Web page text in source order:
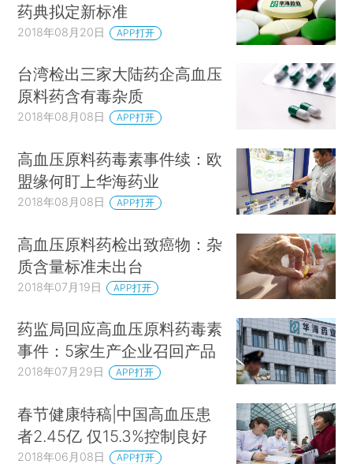
药典拟定新标准
2018年08月20日 APP打开
台湾检出三家大陆药企高血压
原料药含有毒杂质
2018年08月08日 APP打开
高血压原料药毒素事件续：欧
盟缘何盯上华海药业
2018年08月08日 APP打开
高血压原料药检出致癌物：杂
质含量标准未出台
2018年07月19日 APP打开
药监局回应高血压原料药毒素
事件：5家生产企业召回产品
2018年07月29日 APP打开
春节健康特稿|中国高血压患
者2.45亿 仅15.3%控制良好
2018年06月08日 APP打开